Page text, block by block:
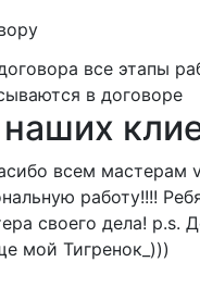
все этапы
в договоре
всем мастерам
работу!!!!
своего дела! p.s.
мой Тигренок_)))